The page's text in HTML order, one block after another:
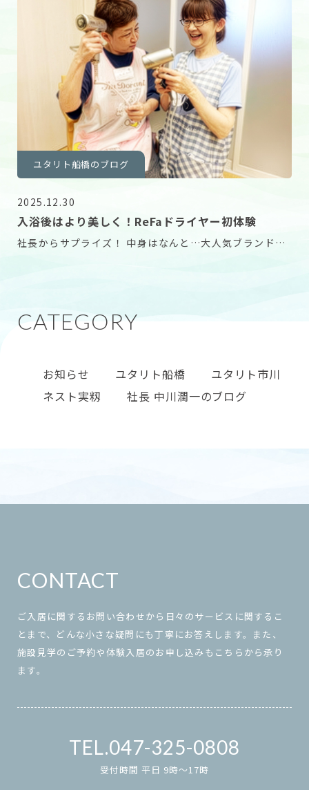
ユタリト船橋のブログ
2025.12.30
入浴後はより美しく！ReFaドライヤー初体験
社長からサプライズ！ 中身はなんと…大人気ブランド
お知らせ ユタリト船橋
ユタリト市川
ネスト実籾
社長 中川潤一のブログ
CONTACT
ご入居に関するお問い合わせから日々のサービスに関するこ
とまで、どんな小さな疑問にも丁寧にお答えします。また、
施設見学のご予約や体験入居のお申し込みもこちらから承り
ます。
047-325-0808
受付時間 平日 9時～17時